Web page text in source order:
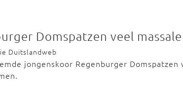
Domspatzen veel
Duitslandweb
jongenskoor Regenburger Domspatzen